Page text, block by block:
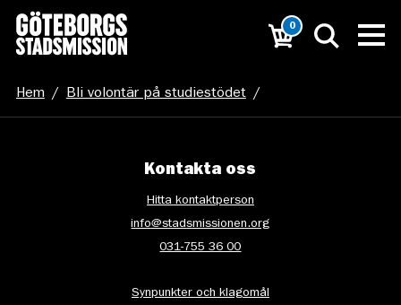
0
Hem / Bli volontär på studiestödet /
Kontakta oss
Hitta kontaktperson
info@stadsmissionen.org
031-755 36 00
Synpunkter och klagomål